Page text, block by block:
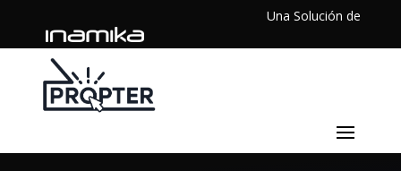
Una Solución de